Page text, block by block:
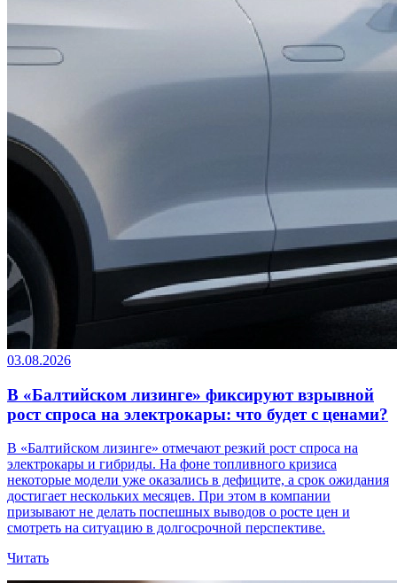
03.08.2026
В «Балтийском лизинге» фиксируют взрывной
рост спроса на электрокары: что будет с ценами?
В «Балтийском лизинге» отмечают резкий рост спроса на
электрокары и гибриды. На фоне топливного кризиса
некоторые модели уже оказались в дефиците, а срок ожидания
достигает нескольких месяцев. При этом в компании
призывают не делать поспешных выводов о росте цен и
смотреть на ситуацию в долгосрочной перспективе.
Читать